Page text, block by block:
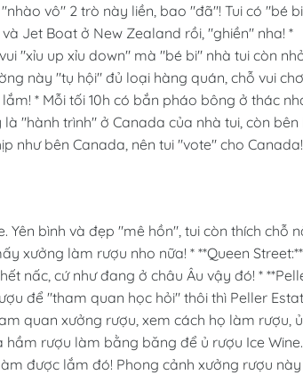
vô" 2 trò này liền, bao "đã"! Tui có "bé
Jet Boat ở New Zealand rồi, "ghiền" nha! *
"xỉu up xỉu down" mà "bé bi" nhà tui còn
này "tụ hội" đủ loại hàng quán, chỗ vui
* Mỗi tối 10h có bắn pháo bông ở thác
"hành trình" ở Canada của nhà tui, còn bên
như bên Canada, nên tui "vote" cho Canada!
bình và đẹp "mê hồn", tui còn thích chỗ
xưởng làm rượu nho nữa! * **Queen Street:**
nấc, cứ như đang ở châu Âu vậy đó! *
để "tham quan học hỏi" thôi thì Peller
quan xưởng rượu, xem cách họ làm rượu, ủ
rượu làm bằng băng để ủ rượu Ice Wine.
được lắm đó! Phong cảnh xưởng rượu này